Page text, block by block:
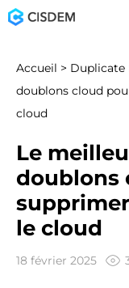
Accueil > Duplicate
doublons cloud
cloud
Le
doublons
le cloud
18 février 2025